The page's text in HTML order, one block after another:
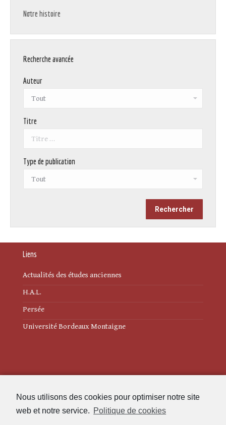
Nous utilisons des cookies pour optimiser notre site
web et notre service. Politique de cookies
Notre histoire
Recherche avancée
Auteur
Titre
Type de publication
Liens
Actualités des études anciennes
H.A.L.
Persée
Université Bordeaux Montaigne
Politique de cookies (UE)